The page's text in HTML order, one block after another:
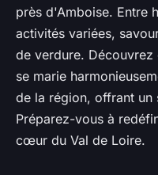
près d'Amboise. Entre
activités variées,
de verdure.
se marie
de la région, offrant un
Préparez-vous à
cœur du Val de Loire.